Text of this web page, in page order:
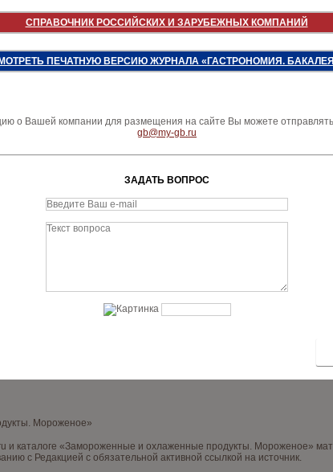
СПРАВОЧНИК РОССИЙСКИХ И ЗАРУБЕЖНЫХ КОМПАНИЙ
ПЕЧАТНУЮ ВЕРСИЮ ЖУРНАЛА «ГАСТРОНОМИЯ.
о Вашей компании для размещения на сайте Вы можете
gb@my-gb.ru
ЗАДАТЬ ВОПРОС
Мороженое»
и каталоге «Замороженные и охлаженные продукты. Мороженое»
с Редакцией с обязательной активной ссылкой на источник.